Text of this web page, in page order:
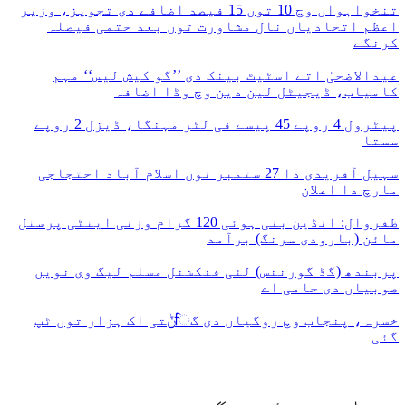
تنخواہواں وچ 10 توں 15 فیصد اضافے دی تجویز، وزیر
اعظم اتحادیاں نال مشاورت توں بعد حتمی فیصلہ
کرنگے
عیدالاضحیٰ اتے اسٹیٹ بینک دی ’’گو کیش لیس‘‘ مہم
کامیاب، ڈیجیٹل لین دین وچ وڈا اضافہ
پیٹرول 4 روپے 45 پیسے فی لٹر مہنگا، ڈیزل 2 روپے
سستا
سہیل آفریدی دا 27 ستمبر نوں اسلام آباد احتجاجی
مارچ دا اعلان
ظفروال: انڈین بنی ہوئی 120 گرام وزنی اینٹی پرسنل
مائن (بارودی سرنگ) برآمد
پربندھ (گڈ گورننس) لئی فنکشنل مسلم لیگ وی نویں
صوبیاں دی حامی اے
خسرہ، پنجاب وچ روگیاں دی گਿݨتی اک ہزار توں ٹپ
گئی